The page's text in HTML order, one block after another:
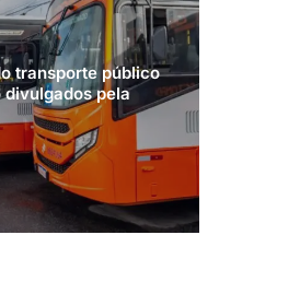
transporte público
divulgados pela